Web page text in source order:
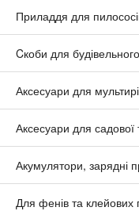
Приладдя для
Cкоби для
Аксесуари для
Аксесуари для садової
Акумулятори, зарядні
Для фенів та клейових